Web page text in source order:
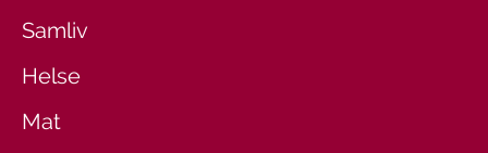
Samliv
Helse
Mat